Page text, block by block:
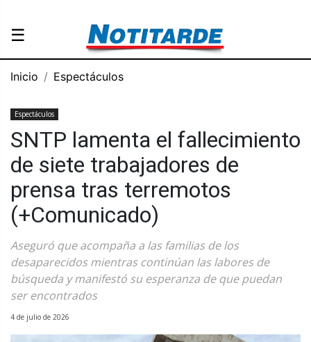
☰
Inicio Espectáculos
Espectáculos
SNTP lamenta el fallecimiento
de siete trabajadores de
prensa tras terremotos
(+Comunicado)
Aseguró que acompaña a las familias de los
desaparecidos mientras continúan las labores de
búsqueda y manifestó su esperanza de que puedan
ser encontrados
4 de julio de 2026